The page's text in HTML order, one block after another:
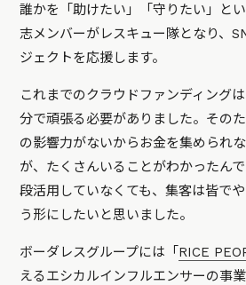
誰かを「助けたい」「守りたい」と
志メンバーがレスキュー隊となり、
ジェクトを応援します。
これまでのクラウドファンディング
分で頑張る必要がありました。その
の影響力がないからお金を集められ
が、たくさんいることがわかったん
段活用していなくても、集客は皆で
う形にしたいと思いました。
ボーダレスグループには「 RICE
えるエシカルインフルエンサーの事